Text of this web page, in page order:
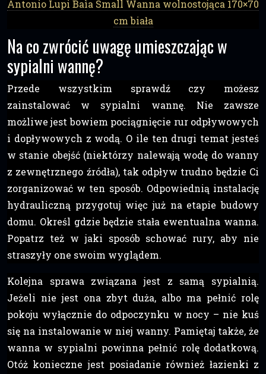
Antonio Lupi Baìa Small Wanna wolnostojąca 170×70
cm biała
Na co zwrócić uwagę umieszczając w
sypialni wannę?
Przede wszystkim sprawdź czy możesz
zainstalować w sypialni wannę. Nie zawsze
możliwe jest bowiem pociągnięcie rur odpływowych
i dopływowych z wodą. O ile ten drugi temat jesteś
w stanie obejść (niektórzy nalewają wodę do wanny
z zewnętrznego źródła), tak odpływ trudno będzie Ci
zorganizować w ten sposób. Odpowiednią instalację
hydrauliczną przygotuj więc już na etapie budowy
domu. Określ gdzie będzie stała ewentualna wanna.
Popatrz też w jaki sposób schować rury, aby nie
straszyły one swoim wyglądem.
Kolejna sprawa związana jest z samą sypialnią.
Jeżeli nie jest ona zbyt duża, albo ma pełnić rolę
pokoju wyłącznie do odpoczynku w nocy – nie kuś
się na instalowanie w niej wanny. Pamiętaj także, że
wanna w sypialni powinna pełnić rolę dodatkową.
Otóż konieczne jest posiadanie również łazienki z